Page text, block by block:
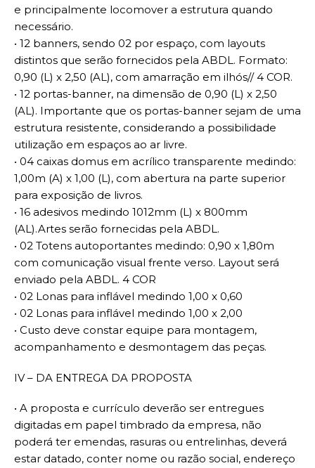
e principalmente locomover a estrutura quando
necessário.
• 12 banners, sendo 02 por espaço, com layouts
distintos que serão fornecidos pela ABDL. Formato:
0,90 (L) x 2,50 (AL), com amarração em ilhós// 4 COR.
• 12 portas-banner, na dimensão de 0,90 (L) x 2,50
(AL). Importante que os portas-banner sejam de uma
estrutura resistente, considerando a possibilidade
utilização em espaços ao ar livre.
• 04 caixas domus em acrílico transparente medindo:
1,00m (A) x 1,00 (L), com abertura na parte superior
para exposição de livros.
• 16 adesivos medindo 1012mm (L) x 800mm
(AL).Artes serão fornecidas pela ABDL.
• 02 Totens autoportantes medindo: 0,90 x 1,80m
com comunicação visual frente verso. Layout será
enviado pela ABDL. 4 COR
• 02 Lonas para inflável medindo 1,00 x 0,60
• 02 Lonas para inflável medindo 1,00 x 2,00
• Custo deve constar equipe para montagem,
acompanhamento e desmontagem das peças.
IV – DA ENTREGA DA PROPOSTA
• A proposta e currículo deverão ser entregues
digitadas em papel timbrado da empresa, não
poderá ter emendas, rasuras ou entrelinhas, deverá
estar datado, conter nome ou razão social, endereço